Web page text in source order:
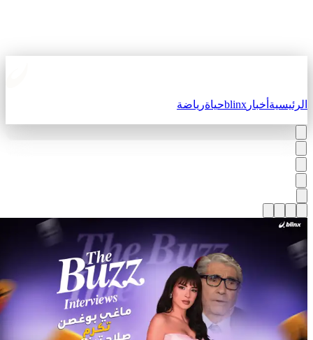
الرئيسيةأخبارblinxحياةرياضة